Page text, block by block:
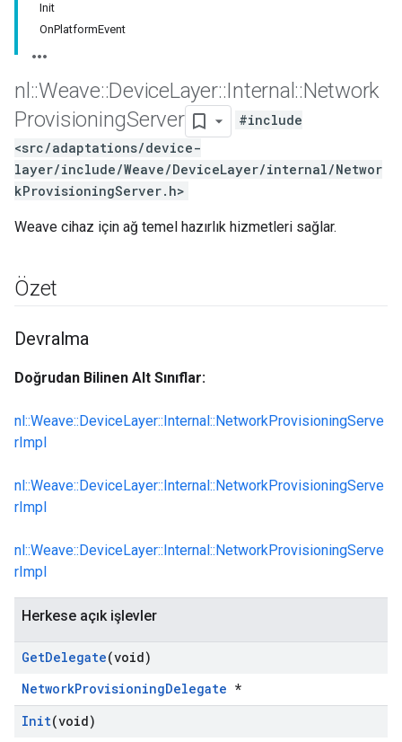
Init
OnPlatformEvent
nl ::Weave::DeviceLayer::Internal ::Network
ProvisioningServer
#include
<src/adaptations/device-
layer/include/Weave/DeviceLayer/internal/Networ
kProvisioningServer.h>
Weave cihaz için ağ temel hazırlık hizmetleri sağlar.
Özet
Devralma
Doğrudan Bilinen Alt Sınıflar:
nl::Weave::DeviceLayer::Internal::NetworkProvisioningServe
rImpl
nl::Weave::DeviceLayer::Internal::NetworkProvisioningServe
rImpl
nl::Weave::DeviceLayer::Internal::NetworkProvisioningServe
rImpl
Herkese açık işlevler
GetDelegate(void)
NetworkProvisioningDelegate *
Init(void)